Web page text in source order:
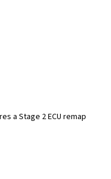
a Stage 2 ECU remap